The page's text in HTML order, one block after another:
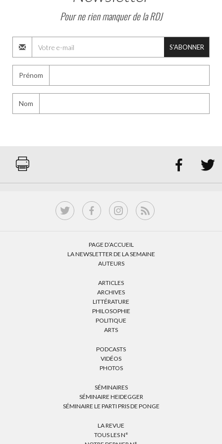
Pour ne rien manquer de la RDJ
S'ABONNER
Prénom
Nom
 
PAGE D’ACCUEIL
LA NEWSLETTER DE LA SEMAINE
AUTEURS
ARTICLES
ARCHIVES
LITTÉRATURE
PHILOSOPHIE
POLITIQUE
ARTS
PODCASTS
VIDÉOS
PHOTOS
SÉMINAIRES
SÉMINAIRE HEIDEGGER
SÉMINAIRE LE PARTI PRIS DE PONGE
LA REVUE
TOUS LES N°